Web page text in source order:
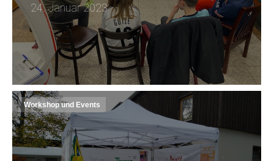
24. Januar 2023
Workshop und Events